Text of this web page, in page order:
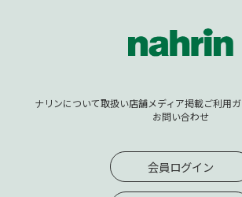
ナリンについて取扱い店舗メディア掲載ご利用
お問い合わせ
会員ログイン